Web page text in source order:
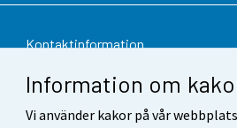
Information om
Vi använder kakor på vår
Kontaktinformation
Respons
Användarvillkor